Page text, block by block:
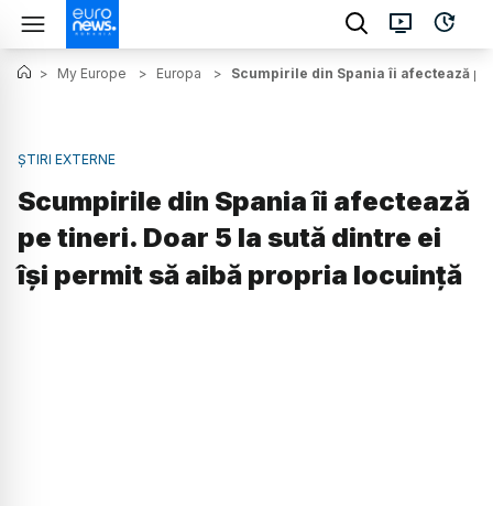
> My Europe > Europa > Scumpirile din Spania îi afectează
ȘTIRI EXTERNE
Scumpirile din Spania îi afectează
pe tineri. Doar 5 la sută dintre ei
își permit să aibă propria locuință